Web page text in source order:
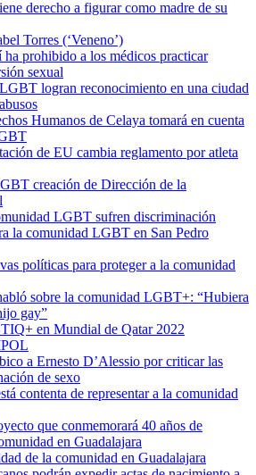
derecho a figurar como madre de su
Torres (‘Veneno’)
prohibido a los médicos practicar
sexual
logran reconocimiento en una ciudad
Humanos de Celaya tomará en cuenta
de EU cambia reglamento por atleta
creación de Dirección de la
LGBT sufren discriminación
la comunidad LGBT en San Pedro
políticas para proteger a la comunidad
sobre la comunidad LGBT+: “Hubiera
gay”
en Mundial de Qatar 2022
a Ernesto D’Alessio por criticar las
de sexo
contenta de representar a la comunidad
que conmemorará 40 años de
en Guadalajara
de la comunidad en Guadalajara